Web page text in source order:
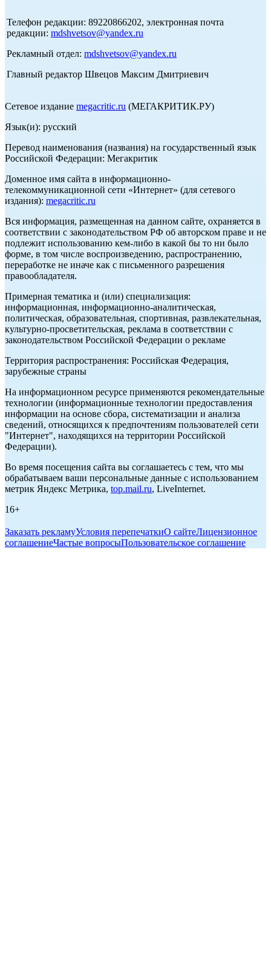
Телефон редакции: 89220866202, электронная почта
редакции: mdshvetsov@yandex.ru
Рекламный отдел: mdshvetsov@yandex.ru
Главный редактор Швецов Максим Дмитриевич
Сетевое издание megacritic.ru (МЕГАКРИТИК.РУ)
Язык(и): русский
Перевод наименования (названия) на государственный язык
Российской Федерации: Мегакритик
Доменное имя сайта в информационно-
телекоммуникационной сети «Интернет» (для сетевого
издания): megacritic.ru
Вся информация, размещенная на данном сайте, охраняется в
соответствии с законодательством РФ об авторском праве и не
подлежит использованию кем-либо в какой бы то ни было
форме, в том числе воспроизведению, распространению,
переработке не иначе как с письменного разрешения
правообладателя.
Примерная тематика и (или) специализация:
информационная, информационно-аналитическая,
политическая, образовательная, спортивная, развлекательная,
культурно-просветительская, реклама в соответствии с
законодательством Российской Федерации о рекламе
Территория распространения: Российская Федерация,
зарубежные страны
На информационном ресурсе применяются рекомендательные
технологии (информационные технологии предоставления
информации на основе сбора, систематизации и анализа
сведений, относящихся к предпочтениям пользователей сети
"Интернет", находящихся на территории Российской
Федерации).
Во время посещения сайта вы соглашаетесь с тем, что мы
обрабатываем ваши персональные данные с использованием
метрик Яндекс Метрика, top.mail.ru, LiveInternet.
16+
Заказать рекламуУсловия перепечаткиО сайтеЛицензионное
соглашениеЧастые вопросыПользовательское соглашение